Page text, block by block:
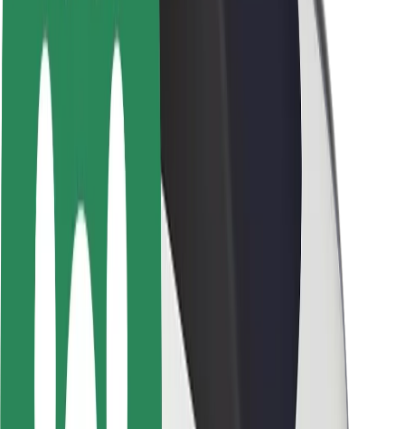
Keleivių saugumas
Vairuotojų saugumas
Paspirtukų saugumas
Saugumo laboratorija
Miestai
Vietovės
Sprendimai miestams
Oro uostai
„Bolt“ įkrovimo stotelės
Pagalba
Keleiviams
Vairuotojams